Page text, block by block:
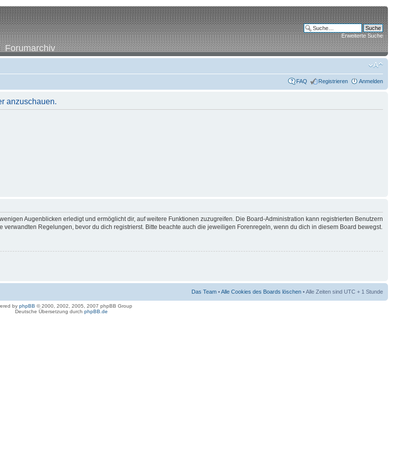
Forumarchiv
Erweiterte Suche
FAQ Registrieren Anmelden
anzuschauen.
Augenblicken erledigt und ermöglicht dir, auf weitere Funktionen zuzugreifen. Die Board-Administration kann registrierten Benutzern
Regelungen, bevor du dich registrierst. Bitte beachte auch die jeweiligen Forenregeln, wenn du dich in diesem Board bewegst.
Das Team •Alle Cookies des Boards löschen • Alle Zeiten sind UTC + 1 Stunde
by phpBB © 2000, 2002, 2005, 2007 phpBB Group
Deutsche Übersetzung durch phpBB.de